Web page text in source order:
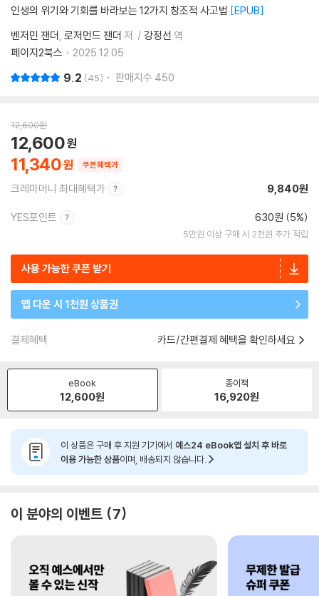
인생의 위기와 기회를 바라보는 12가지 창조적 사고법 EPUB
벤저민 잰더 로저먼드 잰더 저 강정선 역
페이지2북스
2025.12.05.
9.2 45 판매지수 450
12,600원
11,340
12,600
쿠폰혜택가
크레마머니 최대혜택가 9,840원
YES포인트 630원 (5%)
5만원 이상 구매 시 2천원 추가 적립
사용 가능한 쿠폰 받기
앱 다운 시 1천원 상품권
결제혜택 카드/간편결제 혜택을 확인하세요
eBook
12,600원
종이책
16,920원
이 상품은 구매 후 지원 기기에서 예스24 eBook앱 설치 후 바로
이용 가능한 상품이며, 배송되지 않습니다.
이 분야의 이벤트 7